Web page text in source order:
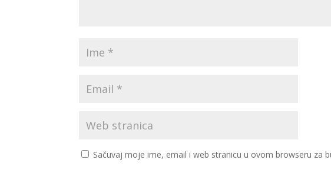
Sačuvaj moje ime, email i web stranicu u ovom browseru za